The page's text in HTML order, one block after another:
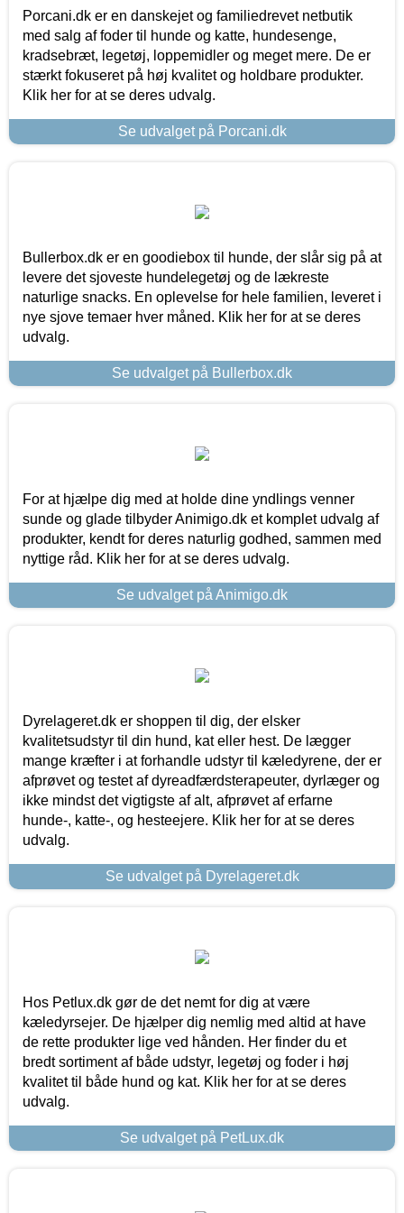
Porcani.dk er en danskejet og familiedrevet netbutik
med salg af foder til hunde og katte, hundesenge,
kradsebræt, legetøj, loppemidler og meget mere. De er
stærkt fokuseret på høj kvalitet og holdbare produkter.
Klik her for at se deres udvalg.
Se udvalget på Porcani.dk
Bullerbox.dk er en goodiebox til hunde, der slår sig på at
levere det sjoveste hundelegetøj og de lækreste
naturlige snacks. En oplevelse for hele familien, leveret i
nye sjove temaer hver måned. Klik her for at se deres
udvalg.
Se udvalget på Bullerbox.dk
For at hjælpe dig med at holde dine yndlings venner
sunde og glade tilbyder Animigo.dk et komplet udvalg af
produkter, kendt for deres naturlig godhed, sammen med
nyttige råd. Klik her for at se deres udvalg.
Se udvalget på Animigo.dk
Dyrelageret.dk er shoppen til dig, der elsker
kvalitetsudstyr til din hund, kat eller hest. De lægger
mange kræfter i at forhandle udstyr til kæledyrene, der er
afprøvet og testet af dyreadfærdsterapeuter, dyrlæger og
ikke mindst det vigtigste af alt, afprøvet af erfarne
hunde-, katte-, og hesteejere. Klik her for at se deres
udvalg.
Se udvalget på Dyrelageret.dk
Hos Petlux.dk gør de det nemt for dig at være
kæledyrsejer. De hjælper dig nemlig med altid at have
de rette produkter lige ved hånden. Her finder du et
bredt sortiment af både udstyr, legetøj og foder i høj
kvalitet til både hund og kat. Klik her for at se deres
udvalg.
Se udvalget på PetLux.dk